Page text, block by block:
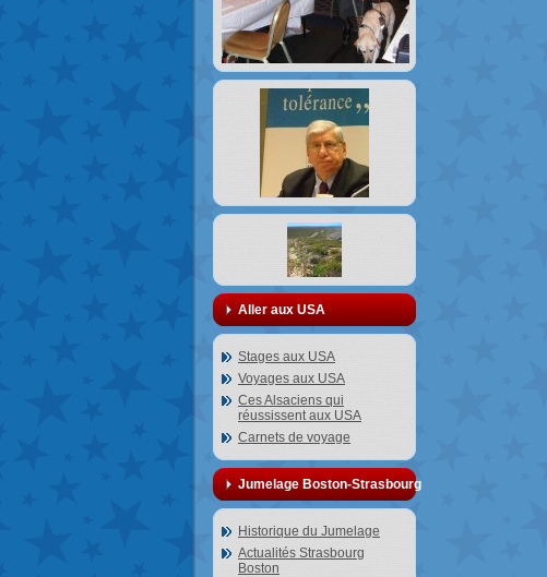
Aller aux USA
Stages aux USA
Voyages aux USA
Ces Alsaciens qui
réussissent aux USA
Carnets de voyage
Jumelage Boston-Strasbourg
Historique du Jumelage
Actualités Strasbourg
Boston